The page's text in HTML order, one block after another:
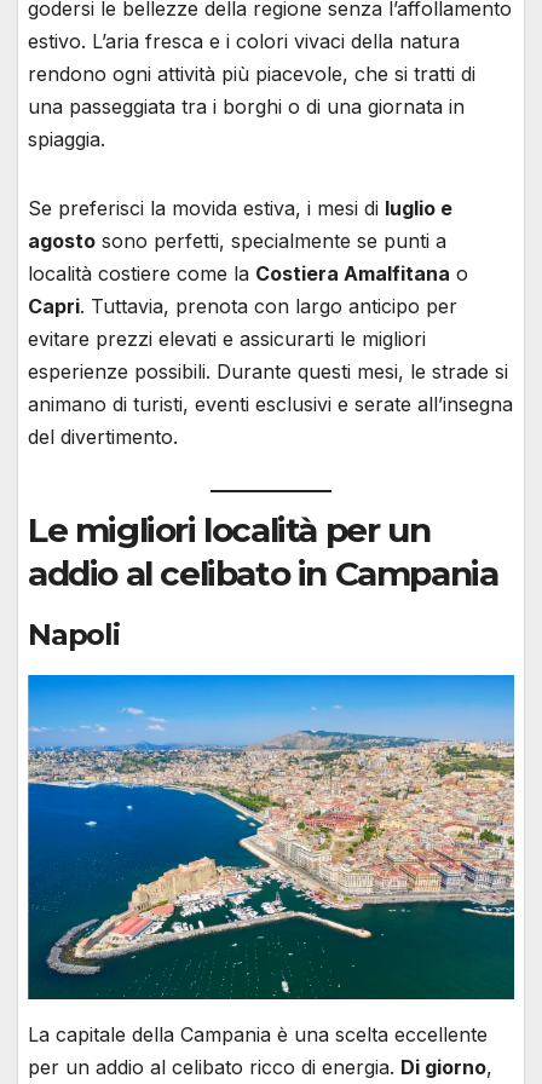
godersi le bellezze della regione senza l’affollamento
estivo. L’aria fresca e i colori vivaci della natura
rendono ogni attività più piacevole, che si tratti di
una passeggiata tra i borghi o di una giornata in
spiaggia.
Se preferisci la movida estiva, i mesi di luglio e
agosto sono perfetti, specialmente se punti a
località costiere come la Costiera Amalfitana o
Capri. Tuttavia, prenota con largo anticipo per
evitare prezzi elevati e assicurarti le migliori
esperienze possibili. Durante questi mesi, le strade si
animano di turisti, eventi esclusivi e serate all’insegna
del divertimento.
Le migliori località per un
addio al celibato in Campania
Napoli
La capitale della Campania è una scelta eccellente
per un addio al celibato ricco di energia. Di giorno,